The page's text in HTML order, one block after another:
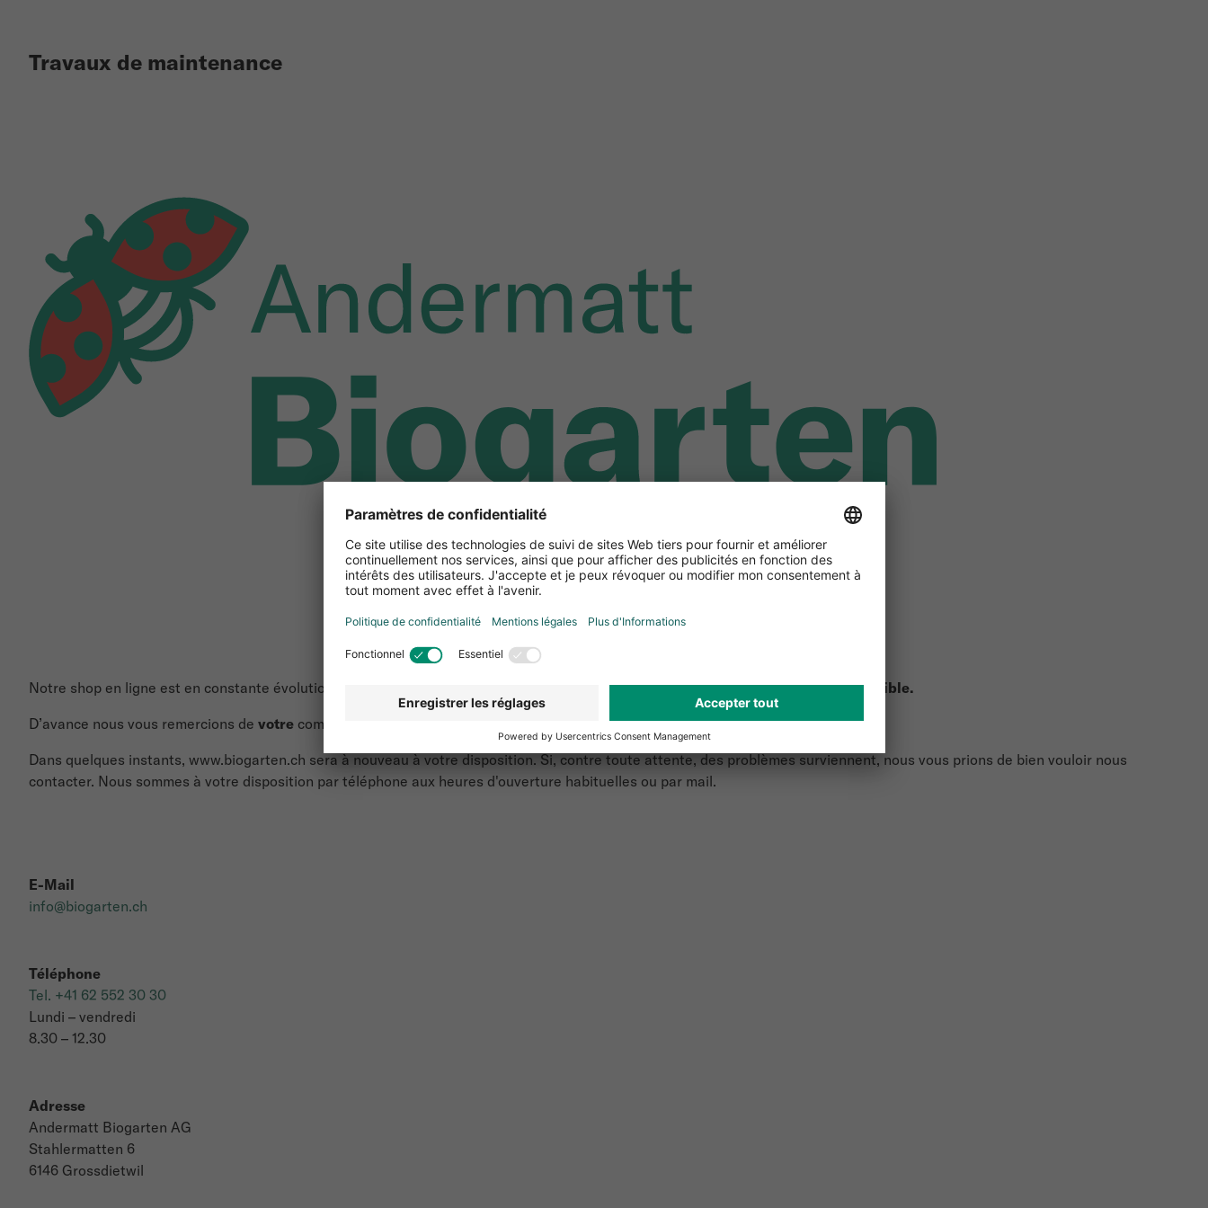
Travaux de maintenance
Notre shop en ligne est en constante évolution et aujourd'hui une mise à jour est prévue. C'est pourquoi notre shop sera indisponible.
D’avance nous vous remercions de votre compréhension et vous prions de nous excuser pour ces désagréments.
Dans quelques instants, www.biogarten.ch sera à nouveau à votre disposition. Si, contre toute attente, des problèmes surviennent, nous vous prions de bien vouloir nous
contacter. Nous sommes à votre disposition par téléphone aux heures d'ouverture habituelles ou par mail.
E-Mail
info@biogarten.ch
Téléphone
Tel. +41 62 552 30 30
Lundi – vendredi
8.30 – 12.30
Adresse
Andermatt Biogarten AG
Stahlermatten 6
6146 Grossdietwil